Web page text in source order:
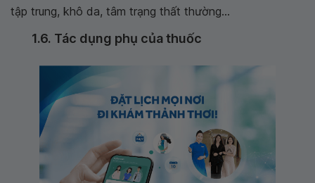
tập trung, khô da, tâm trạng thất thường...
1.6. Tác dụng phụ của thuốc